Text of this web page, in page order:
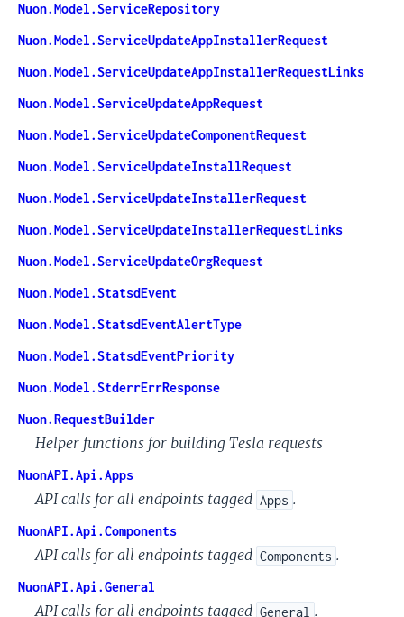
Nuon.Model.ServiceRepository
Nuon.Model.ServiceUpdateAppInstallerRequest
Nuon.Model.ServiceUpdateAppInstallerRequestLinks
Nuon.Model.ServiceUpdateAppRequest
Nuon.Model.ServiceUpdateComponentRequest
Nuon.Model.ServiceUpdateInstallRequest
Nuon.Model.ServiceUpdateInstallerRequest
Nuon.Model.ServiceUpdateInstallerRequestLinks
Nuon.Model.ServiceUpdateOrgRequest
Nuon.Model.StatsdEvent
Nuon.Model.StatsdEventAlertType
Nuon.Model.StatsdEventPriority
Nuon.Model.StderrErrResponse
Nuon.RequestBuilder
Helper functions for building Tesla requests
NuonAPI.Api.Apps
API calls for all endpoints tagged Apps .
NuonAPI.Api.Components
API calls for all endpoints tagged Components .
NuonAPI.Api.General
API calls for all endpoints tagged General .